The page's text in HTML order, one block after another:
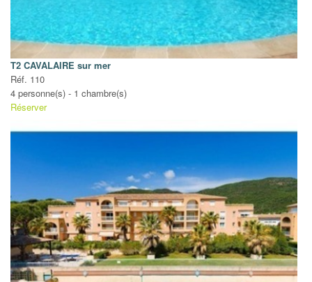
T2 CAVALAIRE sur mer
Réf. 110
4 personne(s) - 1 chambre(s)
Réserver